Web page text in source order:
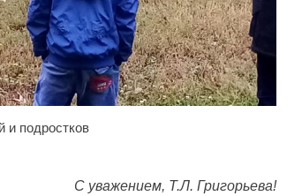
подростков
С уважением, Т.Л. Григорьева!